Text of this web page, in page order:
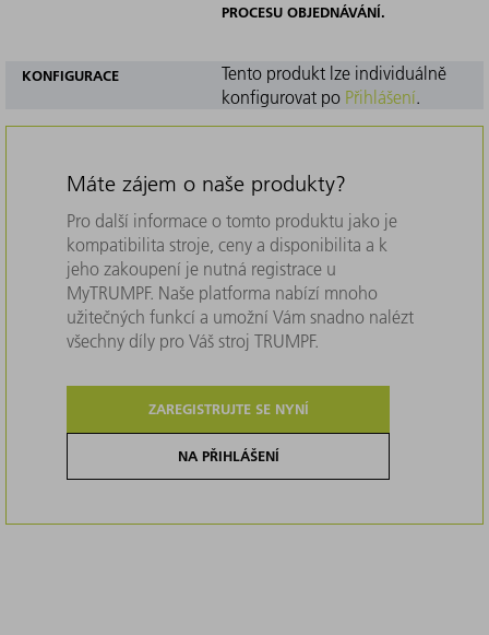
PROCESU OBJEDNÁVÁNÍ.
KONFIGURACE
Tento produkt lze individuálně
konfigurovat po Přihlášení.
Máte zájem o naše produkty?
Pro další informace o tomto produktu jako je
kompatibilita stroje, ceny a disponibilita a k
jeho zakoupení je nutná registrace u
MyTRUMPF. Naše platforma nabízí mnoho
užitečných funkcí a umožní Vám snadno nalézt
všechny díly pro Váš stroj TRUMPF.
ZAREGISTRUJTE SE NYNÍ
NA PŘIHLÁŠENÍ